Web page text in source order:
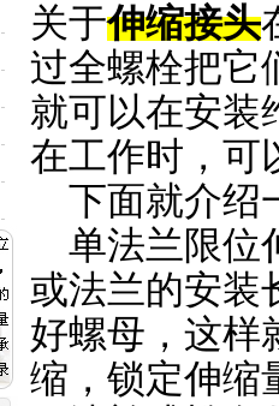
关于伸缩接头
过全螺栓把它
就可以在安装
在工作时，可
下面就介绍
单法兰限位
或法兰的安装
好螺母，这样
缩，锁定伸